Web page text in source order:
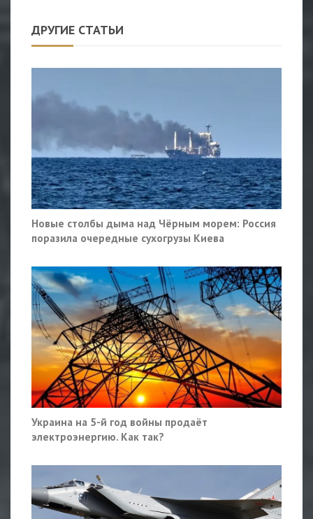
ДРУГИЕ СТАТЬИ
Новые столбы дыма над Чёрным морем: Россия
поразила очередные сухогрузы Киева
Украина на 5-й год войны продаёт
электроэнергию. Как так?